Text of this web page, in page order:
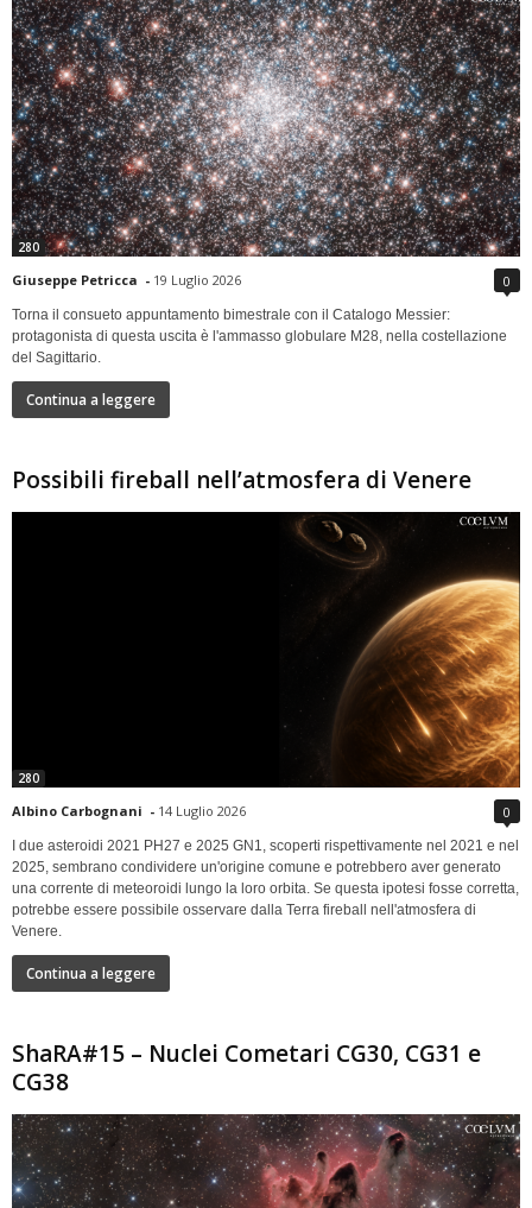
280
Giuseppe Petricca - 19 Luglio 2026 0
Torna il consueto appuntamento bimestrale con il Catalogo Messier:
protagonista di questa uscita è l'ammasso globulare M28, nella costellazione
del Sagittario.
Continua a leggere
Possibili fireball nell’atmosfera di Venere
280
Albino Carbognani - 14 Luglio 2026 0
I due asteroidi 2021 PH27 e 2025 GN1, scoperti rispettivamente nel 2021 e nel
2025, sembrano condividere un'origine comune e potrebbero aver generato
una corrente di meteoroidi lungo la loro orbita. Se questa ipotesi fosse corretta,
potrebbe essere possibile osservare dalla Terra fireball nell'atmosfera di
Venere.
Continua a leggere
ShaRA#15 – Nuclei Cometari CG30, CG31 e
CG38